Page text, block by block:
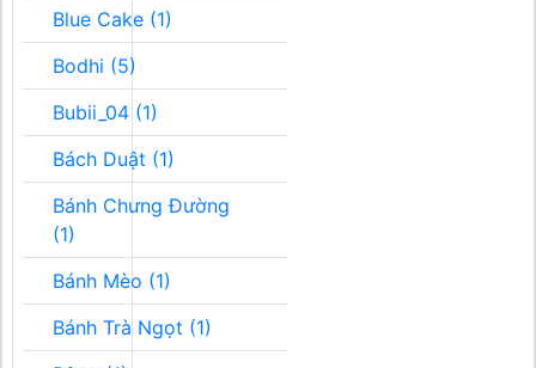
Blue Cake (1)
Bodhi (5)
Bubii_04 (1)
Bách Duật (1)
Bánh Chưng Đường
(1)
Bánh Mèo (1)
Bánh Trà Ngọt (1)